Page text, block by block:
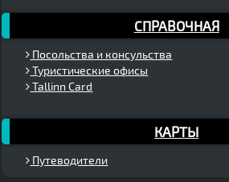
СПРАВОЧНАЯ
Посольства и консульства
Туристические офисы
Tallinn Card
КАРТЫ
Путеводители